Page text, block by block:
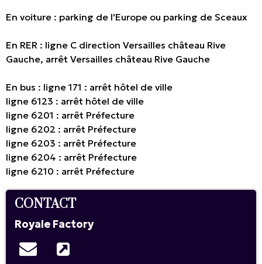
En voiture : parking de l'Europe ou parking de Sceaux
En RER : ligne C direction Versailles château Rive
Gauche, arrêt Versailles château Rive Gauche
En bus : ligne 171 : arrêt hôtel de ville
ligne 6123 : arrêt hôtel de ville
ligne 6201 : arrêt Préfecture
ligne 6202 : arrêt Préfecture
ligne 6203 : arrêt Préfecture
ligne 6204 : arrêt Préfecture
ligne 6210 : arrêt Préfecture
CONTACT
Royale Factory